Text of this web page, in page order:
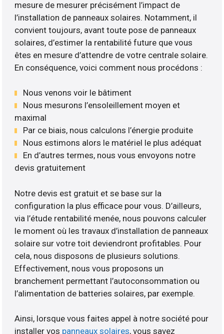
mesure de mesurer précisément l’impact de
l’installation de panneaux solaires. Notamment, il
convient toujours, avant toute pose de panneaux
solaires, d’estimer la rentabilité future que vous
êtes en mesure d’attendre de votre centrale solaire.
En conséquence, voici comment nous procédons :
Nous venons voir le bâtiment
Nous mesurons l’ensoleillement moyen et
maximal
Par ce biais, nous calculons l’énergie produite
Nous estimons alors le matériel le plus adéquat
En d’autres termes, nous vous envoyons notre
devis gratuitement
Notre devis est gratuit et se base sur la
configuration la plus efficace pour vous. D’ailleurs,
via l’étude rentabilité menée, nous pouvons calculer
le moment où les travaux d’installation de panneaux
solaire sur votre toit deviendront profitables. Pour
cela, nous disposons de plusieurs solutions.
Effectivement, nous vous proposons un
branchement permettant l’autoconsommation ou
l’alimentation de batteries solaires, par exemple.
Ainsi, lorsque vous faites appel à notre société pour
installer vos panneaux solaires, vous savez